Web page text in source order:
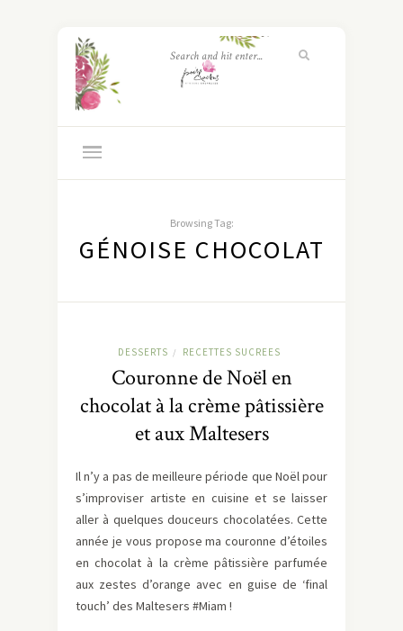
Browsing Tag:
GÉNOISE CHOCOLAT
DESSERTS / RECETTES SUCREES
Couronne de Noël en
chocolat à la crème pâtissière
et aux Maltesers
Il n’y a pas de meilleure période que Noël pour
s’improviser artiste en cuisine et se laisser
aller à quelques douceurs chocolatées. Cette
année je vous propose ma couronne d’étoiles
en chocolat à la crème pâtissière parfumée
aux zestes d’orange avec en guise de ‘final
touch’ des Maltesers #Miam !